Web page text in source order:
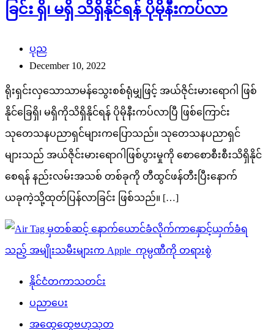
ခြင်း ရှိ၊ မရှိ သိရှိနိုင်ရန် ပိုမိုနီးကပ်လာ
ပုည
December 10, 2022
ရိုးရှင်းလှသောသာမန်သွေးစစ်ရုံမျှဖြင့် အယ်ဇိုင်းမားရောဂါ ဖြစ်
နိုင်ခြေရှိ၊ မရှိကိုသိရှိနိုင်ရန် ပိုမိုနီးကပ်လာပြီ ဖြစ်ကြောင်း
သုတေသနပညာရှင်များကပြောသည်။ သုတေသနပညာရှင်
များသည် အယ်ဇိုင်းမားရောဂါဖြစ်ပွားမှုကို စောစောစီးစီးသိရှိနိုင်
စေရန် နည်းလမ်းအသစ် တစ်ခုကို တီထွင်ဖန်တီးပြီးနောက်
ယခုကဲ့သို့ထုတ်ပြန်လာခြင်း ဖြစ်သည်။ […]
နိုင်ငံတကာသတင်း
ပညာပေး
အထွေထွေဗဟုသုတ